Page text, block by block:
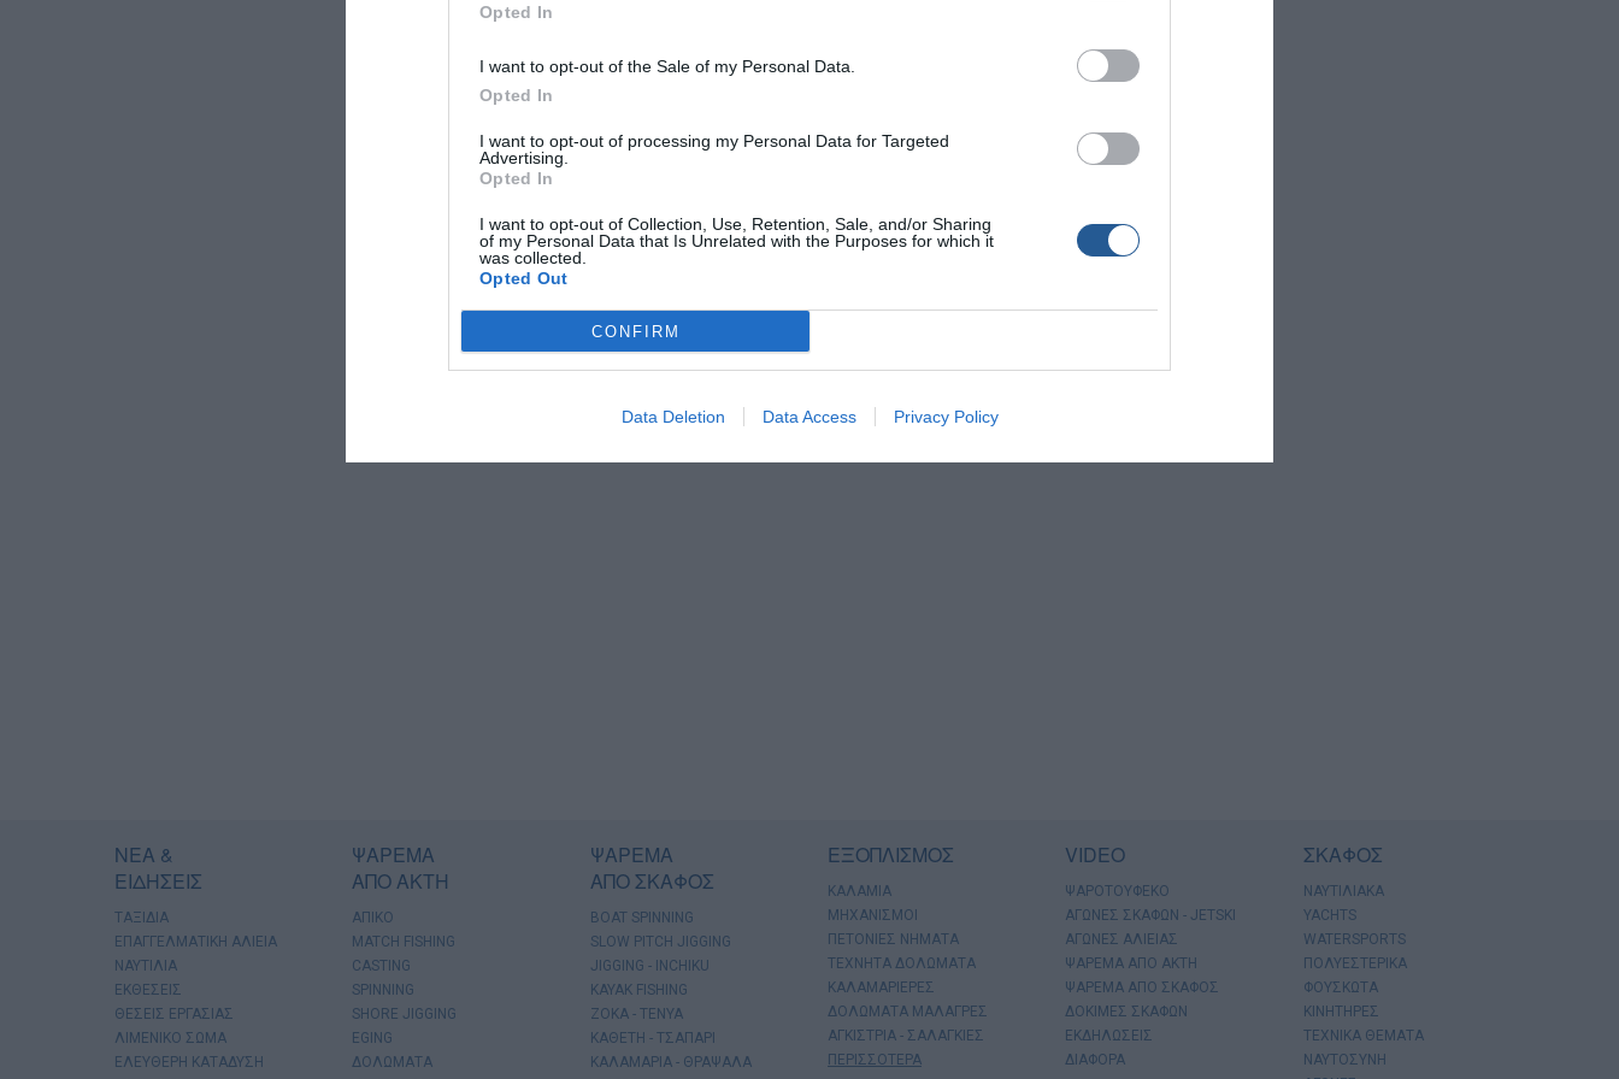
Opted In
I want to opt-out of the Sale of my Personal Data.
Opted In
I want to opt-out of processing my Personal Data for Targeted
Advertising.
Opted In
I want to opt-out of Collection, Use, Retention, Sale, and/or Sharing
of my Personal Data that Is Unrelated with the Purposes for which it
was collected.
Opted Out
CONFIRM
Data Deletion Data Access Privacy Policy
ΝΕΑ &
ΕΙΔΗΣΕΙΣ
ΤΑΞΙΔΙΑ
ΕΠΑΓΓΕΛΜΑΤΙΚΗ ΑΛΙΕΙΑ
ΝΑΥΤΙΛΙΑ
ΕΚΘΕΣΕΙΣ
ΘΕΣΕΙΣ ΕΡΓΑΣΙΑΣ
ΛΙΜΕΝΙΚΟ ΣΩΜΑ
ΕΛΕΥΘΕΡΗ ΚΑΤΑΔΥΣΗ
ΨΑΡΕΜΑ
ΑΠΟ ΑΚΤΗ
ΑΠΙΚΟ
MATCH FISHING
CASTING
SPINNING
SHORE JIGGING
EGING
ΔΟΛΩΜΑΤΑ
ΨΑΡΕΜΑ
ΑΠΟ ΣΚΑΦΟΣ
BOAT SPINNING
SLOW PITCH JIGGING
JIGGING - INCHIKU
KAYAK FISHING
ΖΟΚΑ - ΤΕΝΥΑ
ΚΑΘΕΤΗ - ΤΣΑΠΑΡΙ
ΚΑΛΑΜΑΡΙΑ - ΘΡΑΨΑΛΑ
ΕΞΟΠΛΙΣΜΟΣ
ΚΑΛΑΜΙΑ
ΜΗΧΑΝΙΣΜΟΙ
ΠΕΤΟΝΙΕΣ ΝΗΜΑΤΑ
ΤΕΧΝΗΤΑ ΔΟΛΩΜΑΤΑ
ΚΑΛΑΜΑΡΙΕΡΕΣ
ΔΟΛΩΜΑΤΑ ΜΑΛΑΓΡΕΣ
ΑΓΚΙΣΤΡΙΑ - ΣΑΛΑΓΚΙΕΣ
ΠΕΡΙΣΣΟΤΕΡΑ
VIDEO
ΨΑΡΟΤΟΥΦΕΚΟ
ΑΓΩΝΕΣ ΣΚΑΦΩΝ - JETSKI
ΑΓΩΝΕΣ ΑΛΙΕΙΑΣ
ΨΑΡΕΜΑ ΑΠΟ ΑΚΤΗ
ΨΑΡΕΜΑ ΑΠΟ ΣΚΑΦΟΣ
ΔΟΚΙΜΕΣ ΣΚΑΦΩΝ
ΕΚΔΗΛΩΣΕΙΣ
ΔΙΑΦΟΡΑ
ΣΚΑΦΟΣ
ΝΑΥΤΙΛΙΑΚΑ
YACHTS
WATERSPORTS
ΠΟΛΥΕΣΤΕΡΙΚΑ
ΦΟΥΣΚΩΤΑ
ΚΙΝΗΤΗΡΕΣ
ΤΕΧΝΙΚΑ ΘΕΜΑΤΑ
ΝΑΥΤΟΣΥΝΗ